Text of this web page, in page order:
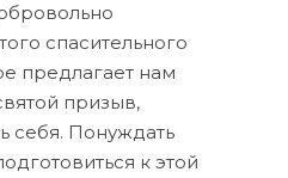
спасительного
предлагает нам
призыв,
себя. Понуждать
к этой